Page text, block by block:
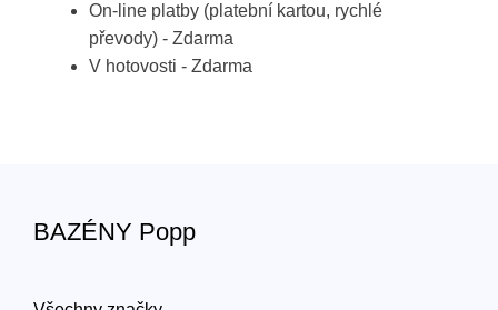
On-line platby (platební kartou, rychlé
převody) - Zdarma
V hotovosti - Zdarma
BAZÉNY Popp